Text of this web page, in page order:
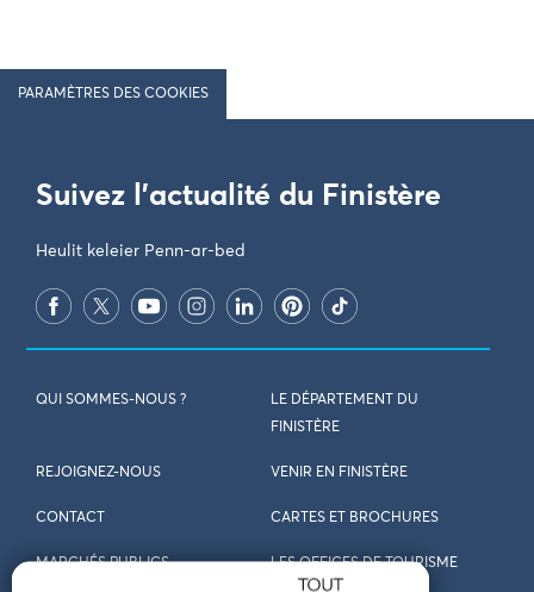
PARAMÈTRES DES COOKIES
Suivez l'actualité du Finistère
Heulit keleier Penn-ar-bed
QUI SOMMES-NOUS ?
LE DÉPARTEMENT DU
FINISTÈRE
REJOIGNEZ-NOUS VENIR EN FINISTÈRE
CONTACT CARTES ET BROCHURES
MARCHÉS PUBLICS LES OFFICES DE TOURISME